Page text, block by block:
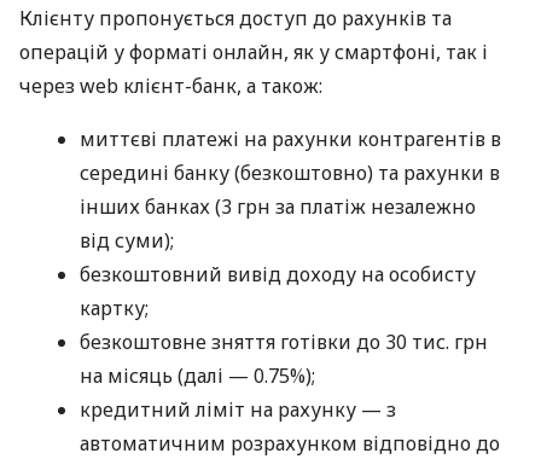
Клієнту пропонується доступ до рахунків та
операцій у форматі онлайн, як у смартфоні, так і
через web клієнт-банк, а також:
миттєві платежі на рахунки контрагентів в
середині банку (безкоштовно) та рахунки в
інших банках (3 грн за платіж незалежно
від суми);
безкоштовний вивід доходу на особисту
картку;
безкоштовне зняття готівки до 30 тис. грн
на місяць (далі — 0.75%);
кредитний ліміт на рахунку — з
автоматичним розрахунком відповідно до